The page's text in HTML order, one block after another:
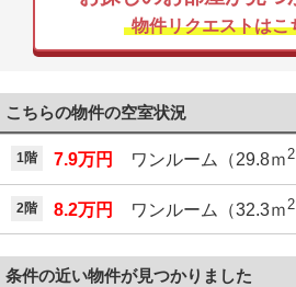
物件リクエストはこ
こちらの物件の空室状況
1階 7.9万円 ワンルーム（29.8ｍ2
2階 8.2万円 ワンルーム（32.3ｍ 2
条件の近い物件が見つかりました